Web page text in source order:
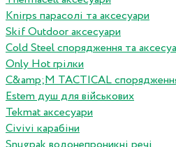
Knirps парасолі та аксесуари
Skif Outdoor аксесуари
Cold Steel спорядження та
Only Hot грілки
C&amp;M TACTICAL
Estem душ для військових
Tekmat аксесуари
Сivivi карабіни